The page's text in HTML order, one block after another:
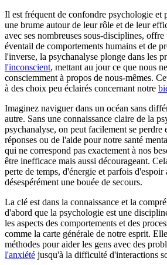
Il est fréquent de confondre psychologie et
une brume autour de leur rôle et de leur
avec ses nombreuses sous-disciplines,
éventail de comportements humains et de
l'inverse, la psychanalyse plonge dans les
l'inconscient, mettant au jour ce que nous
consciemment à propos de nous-mêmes.
à des choix peu éclairés concernant notre
Imaginez naviguer dans un océan sans
autre. Sans une connaissance claire de la
psychanalyse, on peut facilement se perdre
réponses ou de l'aide pour notre santé
qui ne correspond pas exactement à nos
être inefficace mais aussi décourageant.
perte de temps, d'énergie et parfois
désespérément une bouée de secours.
La clé est dans la connaissance et la
d'abord que la psychologie est une
les aspects des comportements et des
comme la carte générale de notre esprit.
méthodes pour aider les gens avec des
l'anxiété jusqu'à la difficulté d'interactions